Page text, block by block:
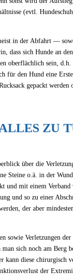
(evtl.
in der Abfahrt —
dass sich Hunde an
oberflächlich sein,
für den Hund eine
gepackt
ZU
über die
Steine o.ä. in der
und mit einem
und so zu einer
der aber
sowie Verletzungen
sich noch am Berg
kann diese chirurgisch
der